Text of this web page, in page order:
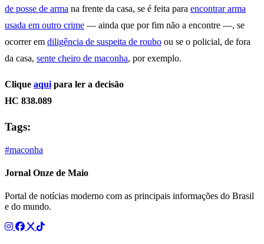
de posse de arma na frente da casa, se é feita para encontrar arma
usada em outro crime — ainda que por fim não a encontre —, se
ocorrer em diligência de suspeita de roubo ou se o policial, de fora
da casa, sente cheiro de maconha, por exemplo.
Clique aqui para ler a decisão
HC 838.089
Tags:
#maconha
Jornal Onze de Maio
Portal de notícias moderno com as principais informações do Brasil
e do mundo.